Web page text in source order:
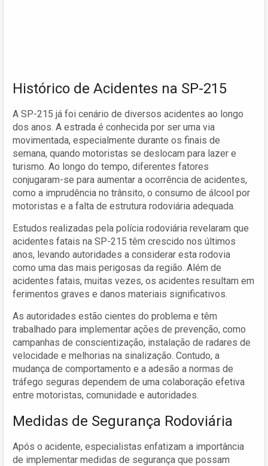
Histórico de Acidentes na SP-215
A SP-215 já foi cenário de diversos acidentes ao longo
dos anos. A estrada é conhecida por ser uma via
movimentada, especialmente durante os finais de
semana, quando motoristas se deslocam para lazer e
turismo. Ao longo do tempo, diferentes fatores
conjugaram-se para aumentar a ocorrência de acidentes,
como a imprudência no trânsito, o consumo de álcool por
motoristas e a falta de estrutura rodoviária adequada.
Estudos realizadas pela polícia rodoviária revelaram que
acidentes fatais na SP-215 têm crescido nos últimos
anos, levando autoridades a considerar esta rodovia
como uma das mais perigosas da região. Além de
acidentes fatais, muitas vezes, os acidentes resultam em
ferimentos graves e danos materiais significativos.
As autoridades estão cientes do problema e têm
trabalhado para implementar ações de prevenção, como
campanhas de conscientização, instalação de radares de
velocidade e melhorias na sinalização. Contudo, a
mudança de comportamento e a adesão a normas de
tráfego seguras dependem de uma colaboração efetiva
entre motoristas, comunidade e autoridades.
Medidas de Segurança Rodoviária
Após o acidente, especialistas enfatizam a importância
de implementar medidas de segurança que possam